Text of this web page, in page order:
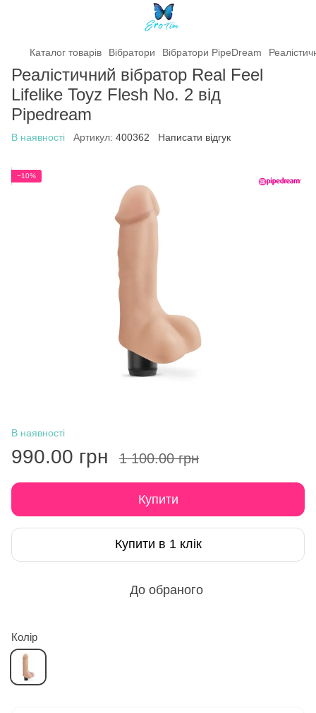
Каталог товарів Вібратори Вібратори PipeDream
Реалістичний вібратор Real Feel
Lifelike Toyz Flesh No. 2 від
Pipedream
В наявності Артикул: 400362 Написати відгук
−10%
В наявності
990.00 грн 1 100.00 грн
Купити
Купити в 1 клік
До обраного
Колір